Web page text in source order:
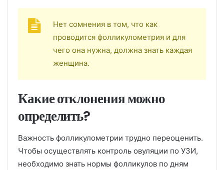
Нет сомнения в том, что как
проводится фолликулометрия и для
чего она нужна, должна знать каждая
женщина.
Какие отклонения можно
определить?
Важность фолликулометрии трудно переоценить.
Чтобы осуществлять контроль овуляции по УЗИ,
необходимо знать нормы фолликулов по дням